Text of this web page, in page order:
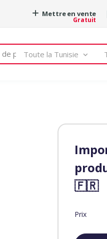
Mettre en vente
Gratuit
Toute la Tunisie
🇫🇷
Prix